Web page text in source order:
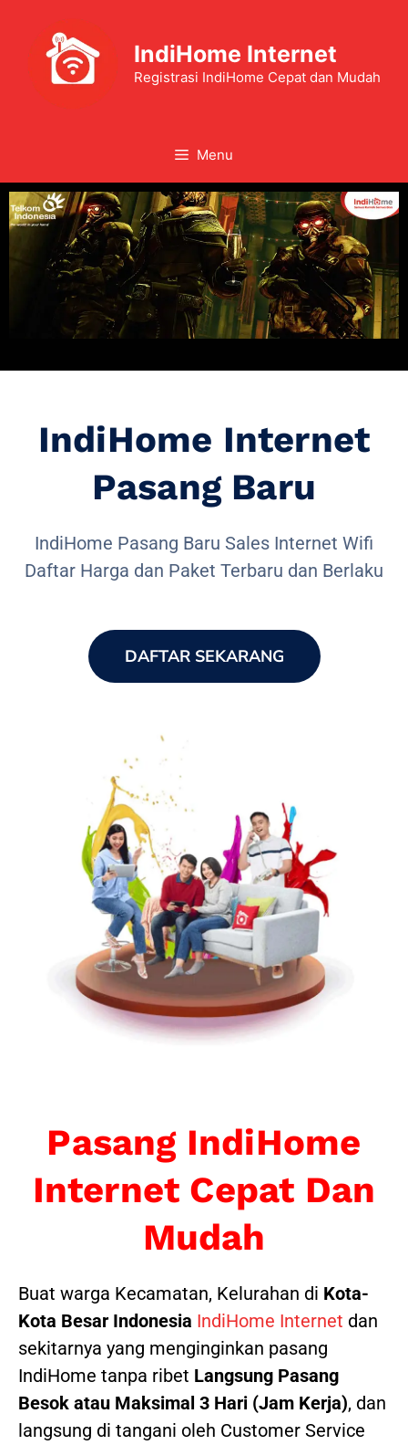
IndiHome Internet
Registrasi IndiHome Cepat dan Mudah
Menu
IndiHome Internet
Pasang Baru
IndiHome Pasang Baru Sales Internet Wifi
Daftar Harga dan Paket Terbaru dan Berlaku
DAFTAR SEKARANG
Pasang IndiHome
Internet Cepat Dan
Mudah
Buat warga Kecamatan, Kelurahan di Kota-
Kota Besar Indonesia IndiHome Internet dan
sekitarnya yang menginginkan pasang
IndiHome tanpa ribet Langsung Pasang
Besok atau Maksimal 3 Hari (Jam Kerja), dan
langsung di tangani oleh Customer Service